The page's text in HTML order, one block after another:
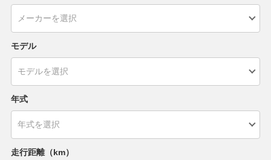
モデル
年式
走行距離（km）